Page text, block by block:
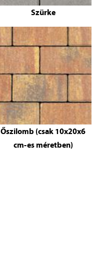
Szürke
Őszilomb (csak 10x20x6
cm-es méretben)